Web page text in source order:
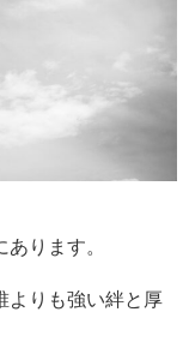
ります。
よりも強い絆と厚